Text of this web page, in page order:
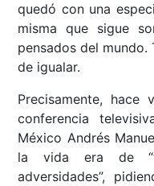
quedó con una
misma que sigue
pensados del
de igualar.
Precisamente, hace
conferencia
México Andrés
la vida era de
adversidades”,